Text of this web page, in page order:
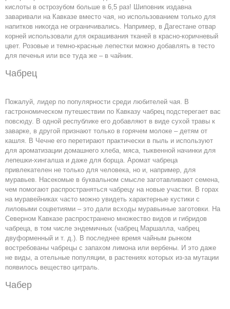
кислоты в острозубом больше в 6,5 раз! Шиповник издавна
заваривали на Кавказе вместо чая, но использованием только для
напитков никогда не ограничивались. Например, в Дагестане отвар
корней использовали для окрашивания тканей в красно-коричневый
цвет. Розовые и темно-красные лепестки можно добавлять в тесто
для печенья или все туда же – в чайник.
Чабрец
Пожалуй, лидер по популярности среди любителей чая. В
гастрономическом путешествии по Кавказу чабрец подстерегает вас
повсюду. В одной республике его добавляют в виде сухой травы к
заварке, в другой признают только в горячем молоке – детям от
кашля. В Чечне его перетирают практически в пыль и используют
для ароматизации домашнего хлеба, мяса, тыквенной начинки для
лепешки-хингалша и даже для борща. Аромат чабреца
привлекателен не только для человека, но и, например, для
муравьев. Насекомые в буквальном смысле заготавливают семена,
чем помогают распространяться чабрецу на новые участки. В горах
на муравейниках часто можно увидеть характерные кустики с
лиловыми соцветиями – это дали всходы муравьиные заготовки. На
Северном Кавказе распространено множество видов и гибридов
чабреца, в том числе эндемичных (чабрец Маршалла, чабрец
двуформенный и т. д.). В последнее время чайным рынком
востребованы чабрецы с запахом лимона или вербены. И это даже
не виды, а отельные популяции, в растениях которых из-за мутации
появилось вещество цитраль.
Чабер